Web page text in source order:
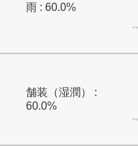
雨 : 60.0%
舗装（湿潤） :
60.0%